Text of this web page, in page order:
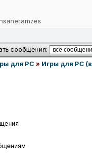
сообщения:
для PC» Игры для PC